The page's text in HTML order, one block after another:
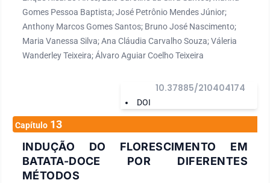
Gomes Pessoa Baptista; José Petrônio Mendes Júnior;
Anthony Marcos Gomes Santos; Bruno José Nascimento;
Maria Vanessa Silva; Ana Cláudia Carvalho Souza; Váleria
Wanderley Teixeira; Álvaro Aguiar Coelho Teixeira
DOI
10.37885/210404174
Capítulo 13
INDUÇÃO DO FLORESCIMENTO EM
BATATA-DOCE POR DIFERENTES
MÉTODOS